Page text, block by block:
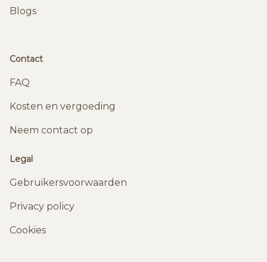
Blogs
Contact
FAQ
Kosten en vergoeding
Neem contact op
Legal
Gebruikersvoorwaarden
Privacy policy
Cookies